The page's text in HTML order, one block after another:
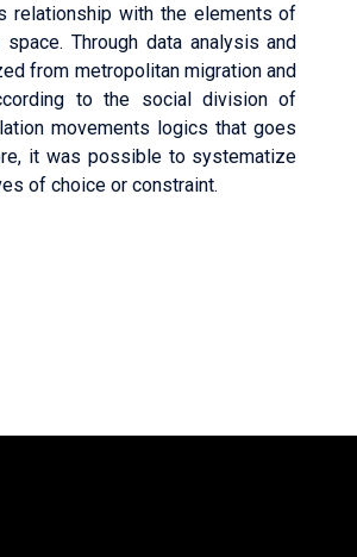
relationship with the elements of
Through data analysis and
from metropolitan migration and
to the social division of
movements logics that goes
it was possible to systematize
of choice or constraint.